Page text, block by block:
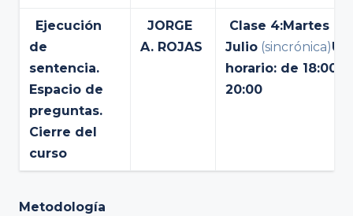
Ejecución
de
sentencia.
Espacio de
preguntas.
Cierre del
curso
JORGE
A. ROJAS
Clase 4:Martes 7
Julio (sincrónica)
horario: de 18:00 a
20:00
Metodología